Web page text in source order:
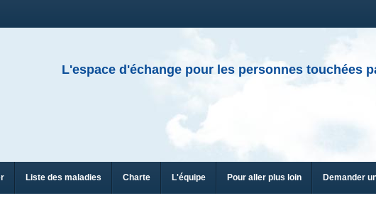
L'espace d'échange pour les personnes touchées
Liste des maladies Charte L'équipe Pour aller plus loin Demander